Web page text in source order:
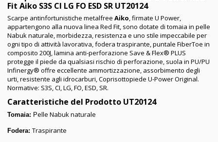
Fit Aiko S3S CI LG FO ESD SR UT20124
Scarpe antinfortunistiche metalfree Aiko, firmate U Power,
appartengono alla nuova linea Red Fit, sono dotate di tomaia in pelle
Nabuk naturale, morbidezza, resistenza e uno stile impeccabile per
ogni tipo di attività lavorativa, fodera traspirante, puntale FiberToe in
composito 200J, lamina anti-perforazione Save & Flex® PLUS
protegge il piede da qualsiasi rischio di perforazione, suola in PU/PU
Infinergy® offre eccellente ammortizzazione, assorbimento degli
urti, resistente agli idrocarburi, Coprisottopiede U-Power Original.
Normative: S3S, CI, LG, FO, ESD, SR.
Caratteristiche del Prodotto UT20124
Tomaia: Pelle Nabuk naturale
Fodera: Traspirante